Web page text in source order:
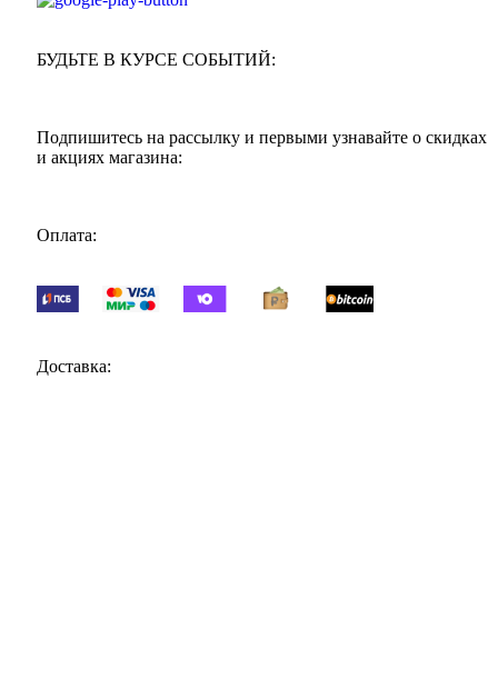
БУДЬТЕ В КУРСЕ СОБЫТИЙ:
Подпишитесь на рассылку и первыми узнавайте о скидках
и акциях магазина:
Оплата:
Доставка: